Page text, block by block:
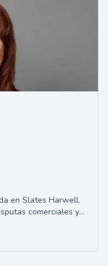
en Slates Harwell.
comerciales y